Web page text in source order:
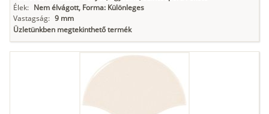
Élek: Nem élvágott, Forma: Különleges
Vastagság: 9 mm
Üzletünkben megtekinthető termék